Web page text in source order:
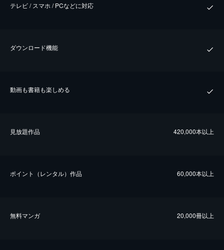
テレビ / スマホ / PCなどに対応
ダウンロード機能
動画も書籍も楽しめる
⾒放題作品 420,000本以上
ポイント（レンタル）作品 60,000本以上
無料マンガ 20,000冊以上